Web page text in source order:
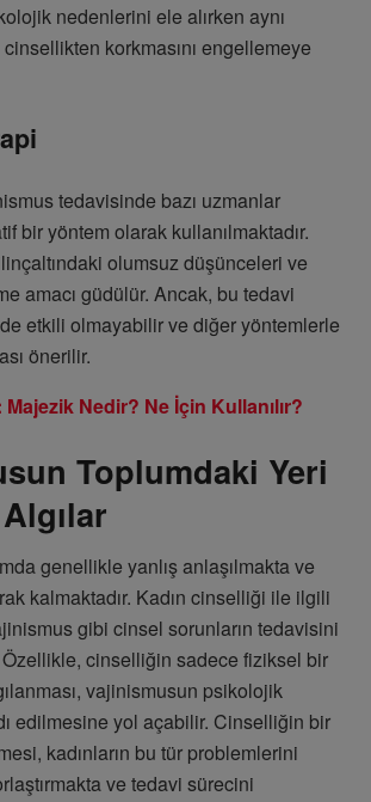
nedenlerini ele alırken aynı
cinsellikten korkmasını engellemeye
tedavisinde bazı uzmanlar
bir yöntem olarak kullanılmaktadır.
olumsuz düşünceleri ve
amacı güdülür. Ancak, bu tedavi
etkili olmayabilir ve diğer yöntemlerle
önerilir.
Nedir? Ne İçin Kullanılır?
Toplumdaki Yeri
genellikle yanlış anlaşılmakta ve
kalmaktadır. Kadın cinselliği ile ilgili
gibi cinsel sorunların tedavisini
Özellikle, cinselliğin sadece fiziksel bir
vajinismusun psikolojik
edilmesine yol açabilir. Cinselliğin bir
kadınların bu tür problemlerini
ve tedavi sürecini